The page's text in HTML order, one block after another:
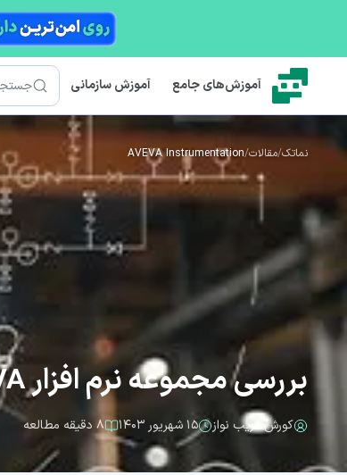
آموزش‌های جامع آموزش سازمانی جستجو
نماتک/مقالات/
AVEVA Instrumentation
بررسی مجموعه نرم افزار AVEVA و کاربردهای آن ها
کورش غریب نواز ۱۵ شهریور ۱۴۰۳ ۸ دقیقه مطالعه